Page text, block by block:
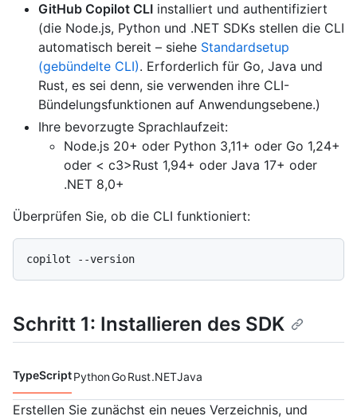
GitHub Copilot CLI installiert und authentifiziert
(die Node.js, Python und .NET SDKs stellen die CLI
automatisch bereit – siehe Standardsetup
(gebündelte CLI). Erforderlich für Go, Java und
Rust, es sei denn, sie verwenden ihre CLI-
Bündelungsfunktionen auf Anwendungsebene.)
Ihre bevorzugte Sprachlaufzeit:
Node.js 20+ oder Python 3,11+ oder Go 1,24+
oder < c3>Rust 1,94+ oder Java 17+ oder
.NET 8,0+
Überprüfen Sie, ob die CLI funktioniert:
Schritt 1: Installieren des SDK
Codesprachen navigation
TypeScriptPythonGoRust.NETJava
Erstellen Sie zunächst ein neues Verzeichnis, und